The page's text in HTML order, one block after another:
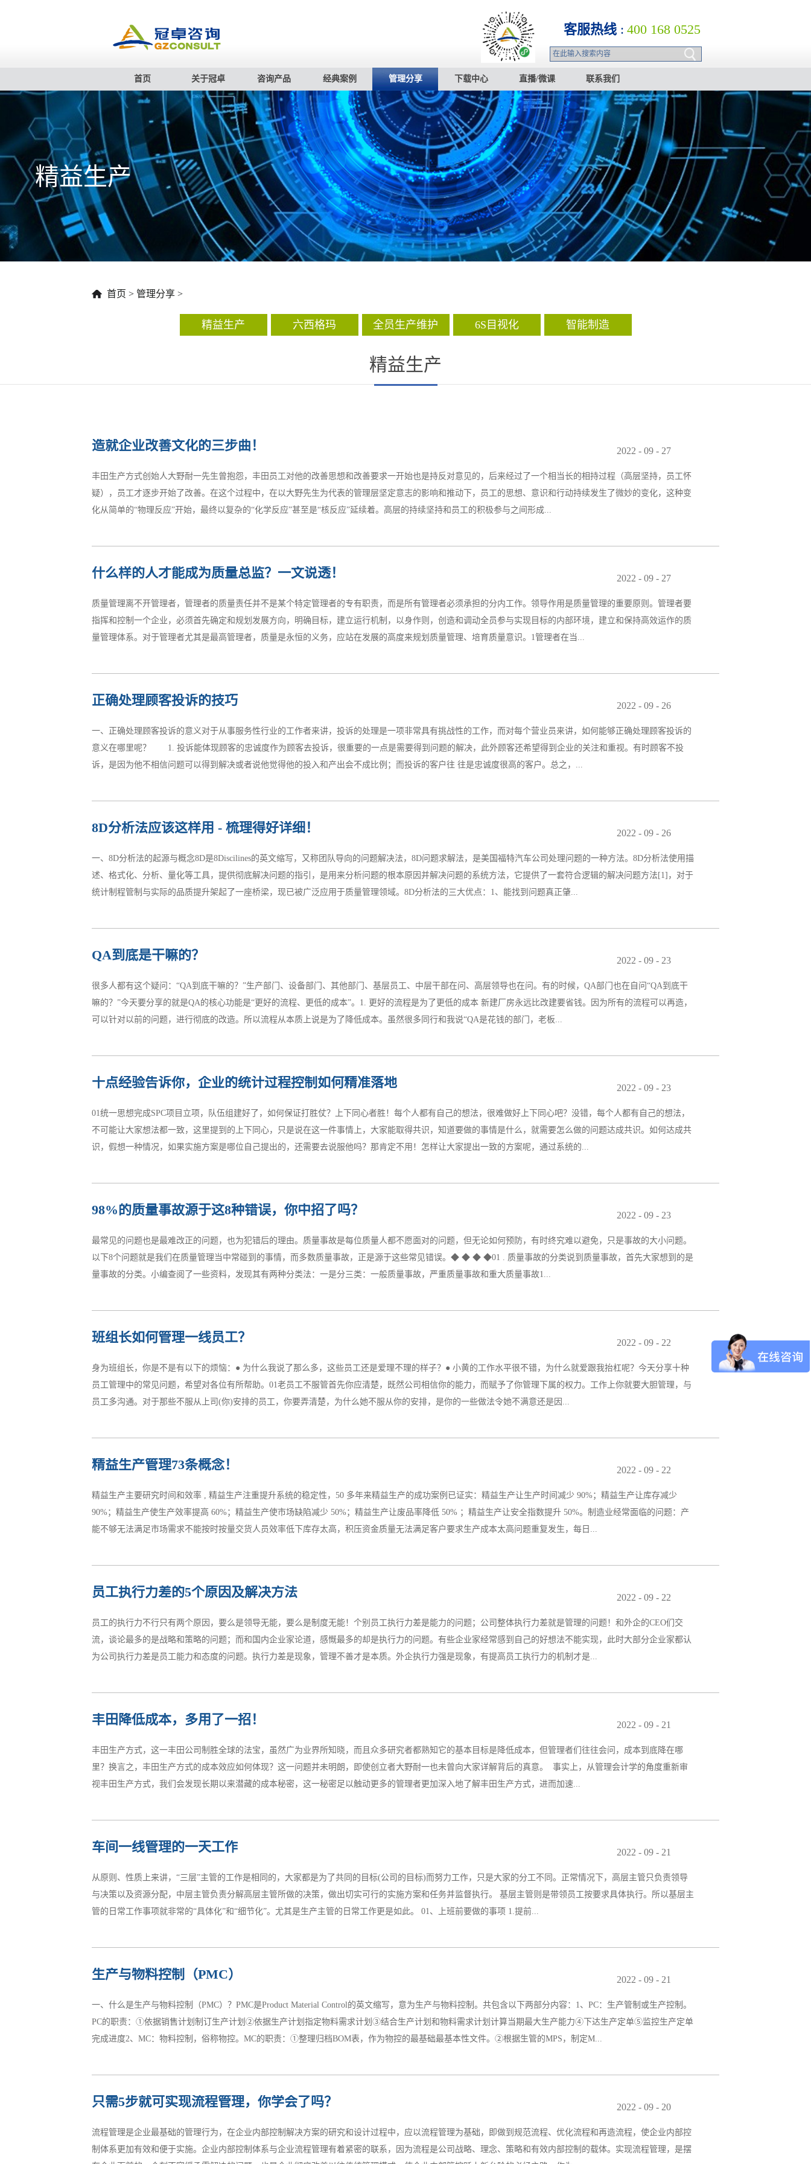
客服热线 : 400 168 0525
首页 关于冠卓 咨询产品 经典案例 管理分享 下载中心 直播/微课 联系我们
精益生产
首页 > 管理分享 >
精益生产 六西格玛 全员生产维护 6S目视化 智能制造
精益生产
造就企业改善文化的三步曲！ 2022 - 09 - 27
丰田生产方式创始人大野耐一先生曾抱怨，丰田员工对他的改善思想和改善要求一开始也是持反对意见的，后来经过了一个相当长的相持过程（高层坚持，员工怀
疑），员工才逐步开始了改善。在这个过程中，在以大野先生为代表的管理层坚定意志的影响和推动下，员工的思想、意识和行动持续发生了微妙的变化，这种变
化从简单的“物理反应”开始，最终以复杂的“化学反应”甚至是“核反应”延续着。高层的持续坚持和员工的积极参与之间形成...
以便让员工在改善活动中，体会变化和转变意识（第一步：意识革新），提升能力（第二步：学习方法），实现价值（第三步：营造氛围）。1、树立现场管理样
什么样的人才能成为质量总监？一文说透！ 2022 - 09 - 27
质量管理离不开管理者，管理者的质量责任并不是某个特定管理者的专有职责，而是所有管理者必须承担的分内工作。领导作用是质量管理的重要原则。管理者要
指挥和控制一个企业，必须首先确定和规划发展方向，明确目标，建立运行机制，以身作则，创造和调动全员参与实现目标的内部环境，建立和保持高效运作的质
量管理体系。对于管理者尤其是最高管理者，质量是永恒的义务，应站在发展的高度来规划质量管理、培育质量意识。1管理者在当...
理体系，也很难起到作用。有的管理者口头上重视质量工作，实质上漠不关心，对质量工作兴趣不浓，认为质量工作是管理者代表的事，其它人都不愿涉及；有的
正确处理顾客投诉的技巧 2022 - 09 - 26
一、正确处理顾客投诉的意义对于从事服务性行业的工作者来讲，投诉的处理是一项非常具有挑战性的工作，而对每个营业员来讲，如何能够正确处理顾客投诉的
意义在哪里呢？ 1. 投诉能体现顾客的忠诚度作为顾客去投诉，很重要的一点是需要得到问题的解决，此外顾客还希望得到企业的关注和重视。有时顾客不投
诉，是因为他不相信问题可以得到解决或者说他觉得他的投入和产出会不成比例；而投诉的客户往 往是忠诚度很高的客户。总之，...
者调查统计——即便不满意，但还会在你那儿购买商品的客户有多少？不投诉的客户 9%（91%不会再回来）投诉没有得到解决的客户 19%（81%不会再回来）投
8D分析法应该这样用 - 梳理得好详细！ 2022 - 09 - 26
一、8D分析法的起源与概念8D是8Discilines的英文缩写，又称团队导向的问题解决法，8D问题求解法，是美国福特汽车公司处理问题的一种方法。8D分析法使用描
述、格式化、分析、量化等工具，提供彻底解决问题的指引，是用来分析问题的根本原因并解决问题的系统方法，它提供了一套符合逻辑的解决问题方法[1]，对于
统计制程管制与实际的品质提升架起了一座桥梁，现已被广泛应用于质量管理领域。8D分析法的三大优点：1、能找到问题真正肇...
能力；3、针对风险点建立预防机制，帮助管控体系将问题控制在初级阶段。二、8D分析法的8个工作步骤1D.成立改善小组：小组成员来自与该问题相关领域或问
QA到底是干嘛的？ 2022 - 09 - 23
很多人都有这个疑问：“QA到底干嘛的？”生产部门、设备部门、其他部门、基层员工、中层干部在问、高层领导也在问。有的时候，QA部门也在自问“QA到底干
嘛的？”今天要分享的就是QA的核心功能是“更好的流程、更低的成本”。1. 更好的流程是为了更低的成本 新建厂房永远比改建要省钱。因为所有的流程可以再造，
可以针对以前的问题，进行彻底的改造。所以流程从本质上说是为了降低成本。虽然很多同行和我说“QA是花钱的部门，老板...
累，操作人员觉得很累，各个部门都觉得有沉重的心理负担。这样的流程，会比一套真实的流程更简单、成本更低吗？所以说好的流程一定是低成本的。2. 企业利
十点经验告诉你，企业的统计过程控制如何精准落地 2022 - 09 - 23
01统一思想完成SPC项目立项，队伍组建好了，如何保证打胜仗？上下同心者胜！每个人都有自己的想法，很难做好上下同心吧？没错，每个人都有自己的想法，
不可能让大家想法都一致，这里提到的上下同心，只是说在这一件事情上，大家能取得共识，知道要做的事情是什么，就需要怎么做的问题达成共识。如何达成共
识，假想一种情况，如果实施方案是哪位自己提出的，还需要去说服他吗？那肯定不用！怎样让大家提出一致的方案呢，通过系统的...
评估实力好了，项目也立项了，队伍也建立起来了，目标也一致了，就该甩开膀子干了吧？别急！先评估一下队伍的总体实力，这个实力评估是针对在这个项目上
98%的质量事故源于这8种错误，你中招了吗？ 2022 - 09 - 23
最常见的问题也是最难改正的问题，也为犯错后的理由。质量事故是每位质量人都不愿面对的问题，但无论如何预防，有时终究难以避免，只是事故的大小问题。
以下8个问题就是我们在质量管理当中常碰到的事情，而多数质量事故，正是源于这些常见错误。◆ ◆ ◆ ◆01 . 质量事故的分类说到质量事故，首先大家想到的是
量事故的分类。小编查阅了一些资料，发现其有两种分类法：一是分三类：一般质量事故，严重质量事故和重大质量事故1...
永久质量缺陷的。 2）严重质量事故：凡具备下列条件之一者为严重事故 a、直接经济损失在50000元（含50000元）以上，不满10万元的； b、严重影响使用工程或
班组长如何管理一线员工？ 2022 - 09 - 22
身为班组长，你是不是有以下的烦恼：● 为什么我说了那么多，这些员工还是爱理不理的样子？● 小黄的工作水平很不错，为什么就爱跟我抬杠呢？今天分享十种
员工管理中的常见问题，希望对各位有所帮助。01老员工不服管首先你应清楚，既然公司相信你的能力，而赋予了你管理下属的权力。工作上你就要大胆管理，与
员工多沟通。对于那些不服从上司(你)安排的员工，你要弄清楚，为什么她不服从你的安排，是你的一些做法令她不满意还是因...
乐地工作。班组长应该调节自身的工作心态，日常工作中坚持多认可、多鼓励、少批评；学会关心下属，多与下属沟通交流；多表扬做得好的员工，处理问题公平
精益生产管理73条概念！ 2022 - 09 - 22
精益生产主要研究时间和效率 , 精益生产注重提升系统的稳定性，50 多年来精益生产的成功案例已证实：精益生产让生产时间减少 90%；精益生产让库存减少
90%；精益生产使生产效率提高 60%；精益生产使市场缺陷减少 50%；精益生产让废品率降低 50% ；精益生产让安全指数提升 50%。制造业经常面临的问题：产
能不够无法满足市场需求不能按时按量交货人员效率低下库存太高，积压资金质量无法满足客户要求生产成本太高问题重复发生，每日...
动，来达到降低成本、缩短生产周期和改善质量的目的。01、企业实施NPS的目的1、快速提升劳动生产率2、降低不良率3、减少库存4、缩短交货期5、节省生产空
员工执行力差的5个原因及解决方法 2022 - 09 - 22
员工的执行力不行只有两个原因，要么是领导无能，要么是制度无能！个别员工执行力差是能力的问题；公司整体执行力差就是管理的问题！和外企的CEO们交
流，谈论最多的是战略和策略的问题；而和国内企业家论道，感慨最多的却是执行力的问题。有些企业家经常感到自己的好想法不能实现，此时大部分企业家都认
为公司执行力差是员工能力和态度的问题。执行力差是现象，管理不善才是本质。外企执行力强是现象，有提高员工执行力的机制才是...
够落实的战略规划，没有明确的营销策略，员工得不到明确的指令；还有一些公司政策经常变，策略反复改，再加上信息沟通不畅，使员工们很茫然，只好靠惯性
丰田降低成本，多用了一招！ 2022 - 09 - 21
丰田生产方式，这一丰田公司制胜全球的法宝，虽然广为业界所知晓，而且众多研究者都熟知它的基本目标是降低成本，但管理者们往往会问，成本到底降在哪
里？换言之，丰田生产方式的成本效应如何体现？这一问题并未明朗，即使创立者大野耐一也未曾向大家详解背后的真意。 事实上，从管理会计学的角度重新审
视丰田生产方式，我们会发现长期以来潜藏的成本秘密，这一秘密足以触动更多的管理者更加深入地了解丰田生产方式，进而加速...
田公司一个铁的原则。所谓节拍(tact time)，是指将生产时间细化到每一件产品之上。比如，如果月产量为4000辆车，作业时间为20天，每天两班制工作共16个小
车间一线管理的一天工作 2022 - 09 - 21
从原则、性质上来讲，“三层”主管的工作是相同的，大家都是为了共同的目标(公司的目标)而努力工作，只是大家的分工不同。正常情况下，高层主管只负责领导
与决策以及资源分配，中层主管负责分解高层主管所做的决策，做出切实可行的实施方案和任务并监督执行。 基层主管则是带领员工按要求具体执行。所以基层主
管的日常工作事项就非常的“具体化”和“细节化”。尤其是生产主管的日常工作更是如此。 01、上班前要做的事项 1.提前...
巡查巡查员工到岗后的状态、巡查员工的班前工作准备、巡查区域内部安全、物料、5S等等。 3.确认当天的制前准备工作是否完善这一项工作同样也是复查，同样
生产与物料控制（PMC） 2022 - 09 - 21
一、什么是生产与物料控制（PMC）？PMC是Product Material Control的英文缩写，意为生产与物料控制。共包含以下两部分内容：1、PC：生产管制或生产控制。
PC的职责：①依据销售计划制订生产计划②依据生产计划指定物料需求计划③结合生产计划和物料需求计划计算当期最大生产能力④下达生产定单⑤监控生产定单
完成进度2、MC：物料控制，俗称物控。MC的职责：①整理归档BOM表，作为物控的最基础最基本性文件。②根据生管的MPS，制定M...
物料的到货验收（对库存管制要求较高的企业，因为这部分属于采购的职能）。⑤对齐料进行事前管理和计划评估，将齐料信息第一时间告知生管。⑥跟进生产部
只需5步就可实现流程管理，你学会了吗？ 2022 - 09 - 20
流程管理是企业最基础的管理行为，在企业内部控制解决方案的研究和设计过程中，应以流程管理为基础，即做到规范流程、优化流程和再造流程，使企业内部控
制体系更加有效和便于实施。企业内部控制体系与企业流程管理有着紧密的联系，因为流程是公司战略、理念、策略和有效内部控制的载体。实现流程管理，是摆